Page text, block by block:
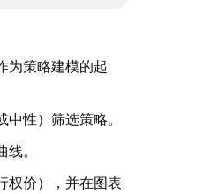
策略建模的起
性）筛选策略。
线。
权价），并在图表